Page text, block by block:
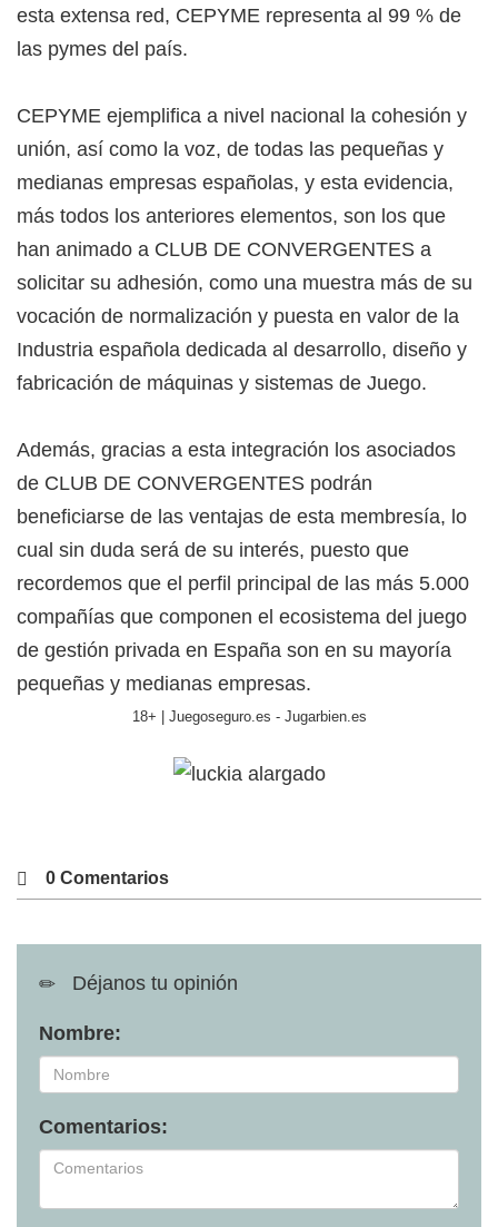
esta extensa red, CEPYME representa al 99 % de
las pymes del país.
CEPYME ejemplifica a nivel nacional la cohesión y
unión, así como la voz, de todas las pequeñas y
medianas empresas españolas, y esta evidencia,
más todos los anteriores elementos, son los que
han animado a CLUB DE CONVERGENTES a
solicitar su adhesión, como una muestra más de su
vocación de normalización y puesta en valor de la
Industria española dedicada al desarrollo, diseño y
fabricación de máquinas y sistemas de Juego.
Además, gracias a esta integración los asociados
de CLUB DE CONVERGENTES podrán
beneficiarse de las ventajas de esta membresía, lo
cual sin duda será de su interés, puesto que
recordemos que el perfil principal de las más 5.000
compañías que componen el ecosistema del juego
de gestión privada en España son en su mayoría
pequeñas y medianas empresas.
18+ | Juegoseguro.es - Jugarbien.es
0 Comentarios
Déjanos tu opinión
Nombre:
Comentarios: